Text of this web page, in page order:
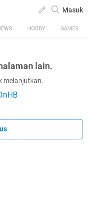
Masuk
HOBBY GAMES
lain.
melanjutkan.